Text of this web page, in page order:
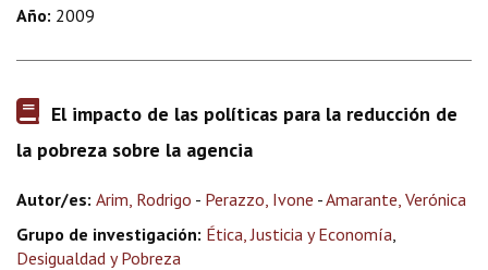
Año: 2009
El impacto de las políticas para la reducción de
la pobreza sobre la agencia
Autor/es: Arim, Rodrigo - Perazzo, Ivone -Amarante, Verónica
Grupo de investigación: Ética, Justicia y Economía,
Desigualdad y Pobreza